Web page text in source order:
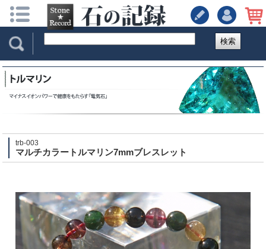
検索
trb-003
マルチカラートルマリン7mmブレスレット